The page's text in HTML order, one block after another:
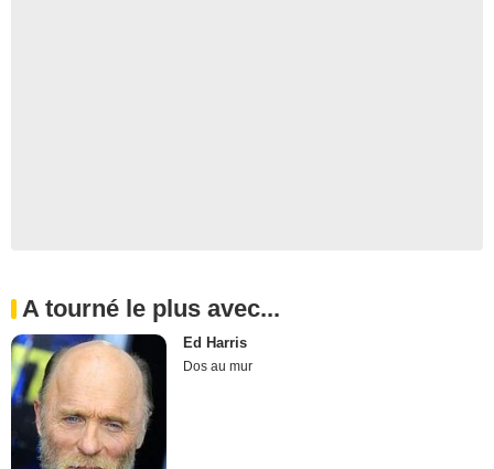
A tourné le plus avec...
Ed Harris
Dos au mur